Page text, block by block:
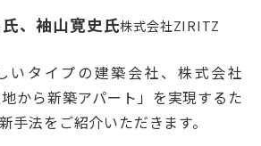
、袖山寛史氏株式会社ZIRITZ
いタイプの建築会社、株式会社
から新築アパート」を実現するた
手法をご紹介いただきます。